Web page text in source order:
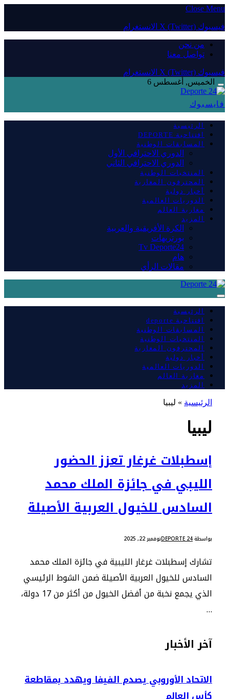
Close Menu
فيسبوك X (Twitter) الانستغرام
من نحن
تواصل معنا
فيسبوك X (Twitter) الانستغرام
الخميس, أغسطس 6
فايسبوك
الرئيسية
افتتاحية DEPORTE
المسابقات الوطنية
الدوري الاحترافي الأول
الدوري الاحترافي الثاني
المنتخبات الوطنية
المحترفون المغاربة
أخبار دولية
الدوريات العالمية
مغاربة العالم
المزيد
الكرة الأفريقية والعربية
بورتريهات
Tv Deporte24
هام
مقالات الرأي
الرئيسية
افتتاحية deporte
المسابقات الوطنية
المنتخبات الوطنية
المحترفون المغاربة
أخبار دولية
الدوريات العالمية
مغاربة العالم
المزيد
الرئيسية » ليبيا
ليبيا
إسطبلات غرغار تعزز الحضور
الليبي في جائزة الملك محمد
السادس للخيول العربية الأصيلة
بواسطةDEPORTE 24نوفمبر 22, 2025
تشارك إسطبلات غرغار الليبية في جائزة الملك محمد
السادس للخيول العربية الأصيلة ضمن الشوط الرئيسي
الذي يجمع نخبة من أفضل الخيول من أكثر من 17 دولة،
…
آخر الأخبار
الاتحاد الأوروبي يصدم الفيفا ويهدد بمقاطعة
كأس العالم